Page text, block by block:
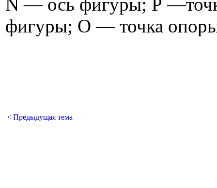
фигуры; О — точка опоры
< Предыдущая тема